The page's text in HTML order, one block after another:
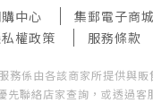
中心
集郵電子商城
權政策
服務條款
務係由各該商家所提供與
先聯絡店家查詢，或透過客